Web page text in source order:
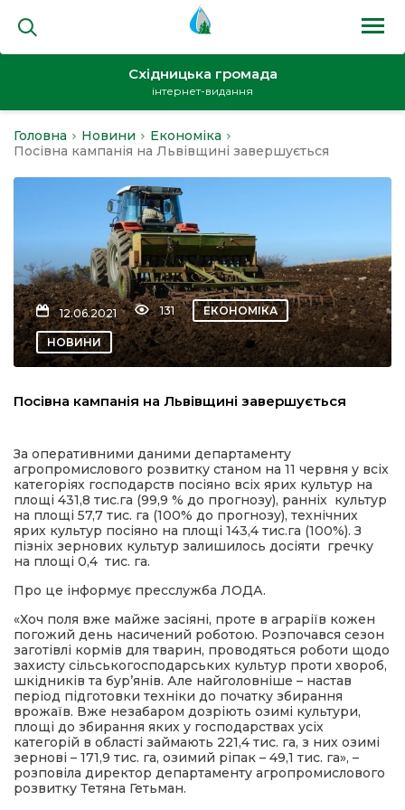
Східницька громада
інтернет-видання
Головна Новини
Економіка
Посівна кампанія на Львівщині завершується
12.06.2021 131 ЕКОНОМІКА
НОВИНИ
Посівна кампанія на Львівщині завершується
За оперативними даними департаменту
агропромислового розвитку станом на 11 червня у всіх
категоріях господарств посіяно всіх ярих культур на
площі 431,8 тис.га (99,9 % до прогнозу), ранніх культур
на площі 57,7 тис. га (100% до прогнозу), технічних
ярих культур посіяно на площі 143,4 тис.га (100%). З
пізніх зернових культур залишилось досіяти гречку
на площі 0,4 тис. га.
Про це інформує пресслужба ЛОДА.
«Хоч поля вже майже засіяні, проте в аграріїв кожен
погожий день насичений роботою. Розпочався сезон
заготівлі кормів для тварин, проводяться роботи щодо
захисту сільськогосподарських культур проти хвороб,
шкідників та бур’янів. Але найголовніше – настав
період підготовки техніки до початку збирання
врожаїв. Вже незабаром дозріють озимі культури,
площі до збирання яких у господарствах усіх
категорій в області займають 221,4 тис. га, з них озимі
зернові – 171,9 тис. га, озимий ріпак – 49,1 тис. га», –
розповіла директор департаменту агропромислового
розвитку Тетяна Гетьман.